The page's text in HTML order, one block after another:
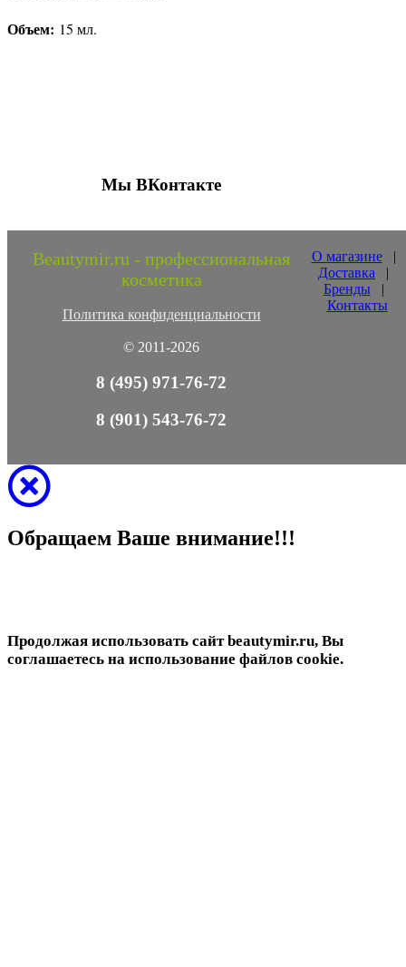
Объем: 15 мл.
Мы ВКонтакте
Beautymir.ru - профессиональная
косметика
Политика конфиденциальности
© 2011-2026
О магазине|
Доставка |
Бренды |
Контакты
8 (495) 971-76-72
8 (901) 543-76-72
Обращаем Ваше внимание!!!
Продолжая использовать сайт beautymir.ru, Вы
соглашаетесь на использование файлов cookie.